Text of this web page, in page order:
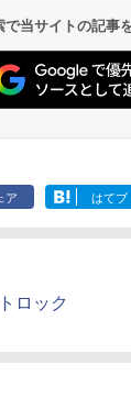
当サイトの記事
ア はてブ
ロック